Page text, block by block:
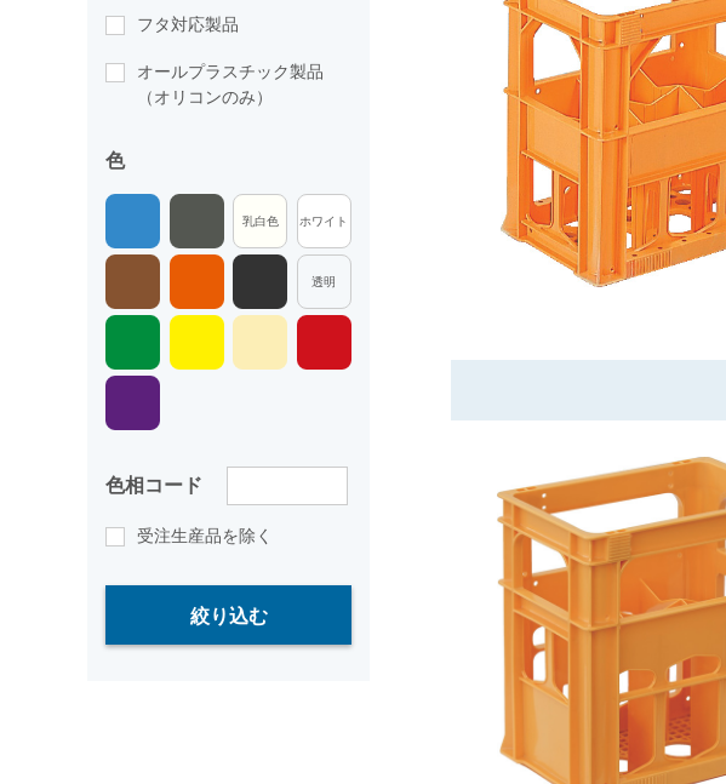
フタ対応製品
オールプラスチック製品
（オリコンのみ）
色
乳白色 ホワイト
透明
色相コード
受注生産品を除く